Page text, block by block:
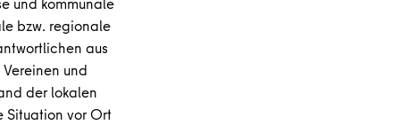
bzw. regionale
aus
und
der lokalen
Situation vor Ort